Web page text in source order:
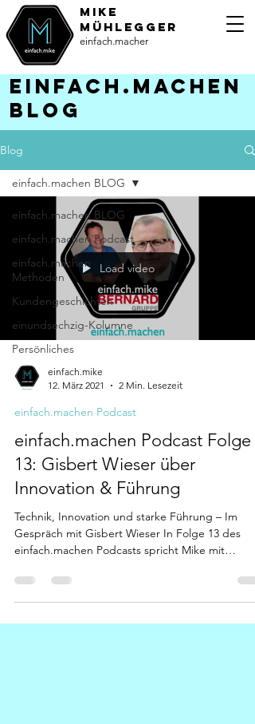
MiKE
Mühlegger
einfach.macher
einfach.machen
BLOG
Blog
einfach.machen BLOG
einfach.machen Podcast
einfach.machen
Methoden
Kundengeschichten
einundsechzig-Kolumne
Persönliches
einfach.machen BLOG
Load video
einfach.mike
12. März 2021
2 Min. Lesezeit
einfach.machen Podcast
einfach.machen Podcast Folge
13: Gisbert Wieser über
Innovation & Führung
Technik, Innovation und starke Führung – Im
Gespräch mit Gisbert Wieser In Folge 13 des
einfach.machen Podcasts spricht Mike mit